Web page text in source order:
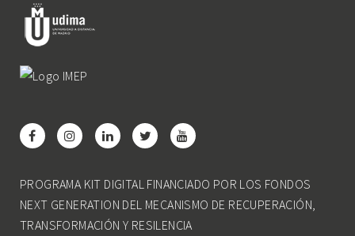
PROGRAMA KIT DIGITAL FINANCIADO POR LOS FONDOS
NEXT GENERATION DEL MECANISMO DE RECUPERACIÓN,
TRANSFORMACIÓN Y RESILENCIA